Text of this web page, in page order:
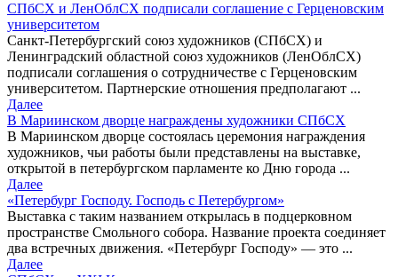
СПбСХ и ЛенОблСХ подписали соглашение с Герценовским
университетом
Санкт-Петербургский союз художников (СПбСХ) и
Ленинградский областной союз художников (ЛенОблСХ)
подписали соглашения о сотрудничестве с Герценовским
университетом. Партнерские отношения предполагают ...
Далее
В Мариинском дворце награждены художники СПбСХ
В Мариинском дворце состоялась церемония награждения
художников, чьи работы были представлены на выставке,
открытой в петербургском парламенте ко Дню города ...
Далее
«Петербург Господу. Господь с Петербургом»
Выставка с таким названием открылась в подцерковном
пространстве Смольного собора. Название проекта соединяет
два встречных движения. «Петербург Господу» — это ...
Далее